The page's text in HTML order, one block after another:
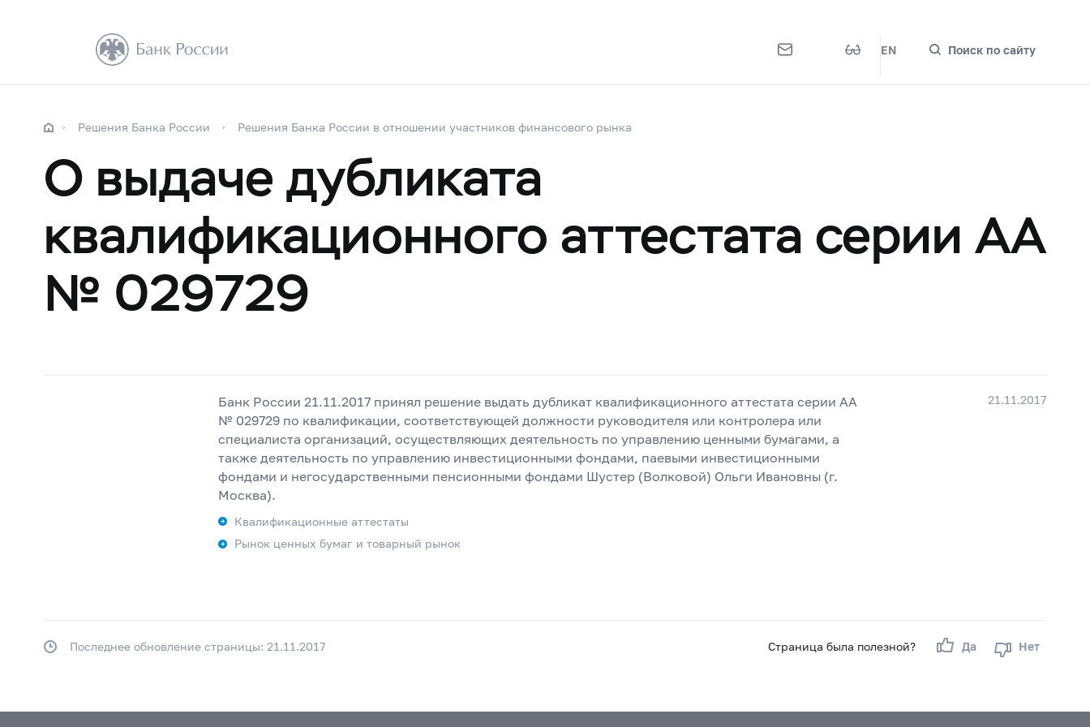
EN Поиск по сайту
Решения Банка России Решения Банка России в отношении участников финансового рынка
О выдаче дубликата
квалификационного аттестата серии АА
№ 029729
21.11.2017
Банк России 21.11.2017 принял решение выдать дубликат квалификационного аттестата серии АА
№ 029729 по квалификации, соответствующей должности руководителя или контролера или
специалиста организаций, осуществляющих деятельность по управлению ценными бумагами, а
также деятельность по управлению инвестиционными фондами, паевыми инвестиционными
фондами и негосударственными пенсионными фондами Шустер (Волковой) Ольги Ивановны (г.
Москва).
Квалификационные аттестаты
Рынок ценных бумаг и товарный рынок
Страница была полезной? Да Нет
Последнее обновление страницы: 21.11.2017